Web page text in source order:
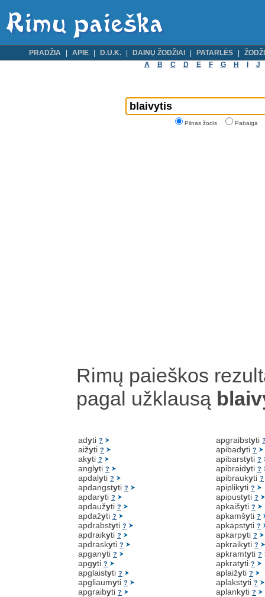
PRADŽIA APIE D.U.K. DAINŲ ŽODŽIAI PATARLĖS
A
B C D E F G H J
Pilnas žodis Pabaiga
Rimų paieškos
pagal užklausą blaiv
adyti ?
aižyti ?
akyti ?
anglyti ?
apdalyti ?
apdangstyti ?
apdaryti ?
apdaužyti ?
apdažyti ?
apdrabstyti ?
apdraikyti ?
apdraskyti ?
apganyti ?
apgyti ?
apglaistyti ?
apgliaumyti ?
apgraibyti ?
apgraibstyti
apibadyti ?
apibarstyti ?
apibraidyti ?
apibraukyti ?
apiplikyti ?
apipustyti ?
apkaišyti ?
apkamšyti ?
apkapstyti ?
apkarpyti ?
apkraikyti ?
apkramtyti ?
apkratyti ?
aplaižyti ?
aplakstyti ?
aplankyti ?